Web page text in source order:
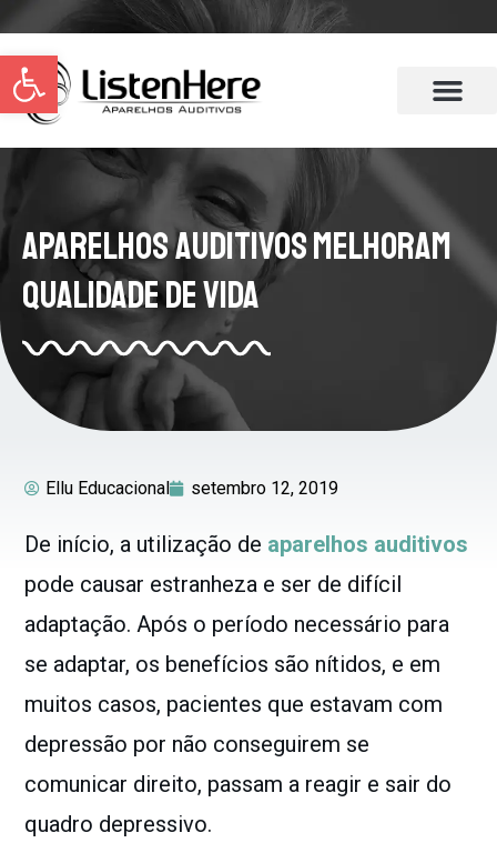
Abrir a barra de ferramentas
Aparelhos Auditivos Melhoram
Qualidade de Vida
Ellu Educacional setembro 12, 2019
De início, a utilização de aparelhos auditivos
pode causar estranheza e ser de difícil
adaptação. Após o período necessário para
se adaptar, os benefícios são nítidos, e em
muitos casos, pacientes que estavam com
depressão por não conseguirem se
comunicar direito, passam a reagir e sair do
quadro depressivo.